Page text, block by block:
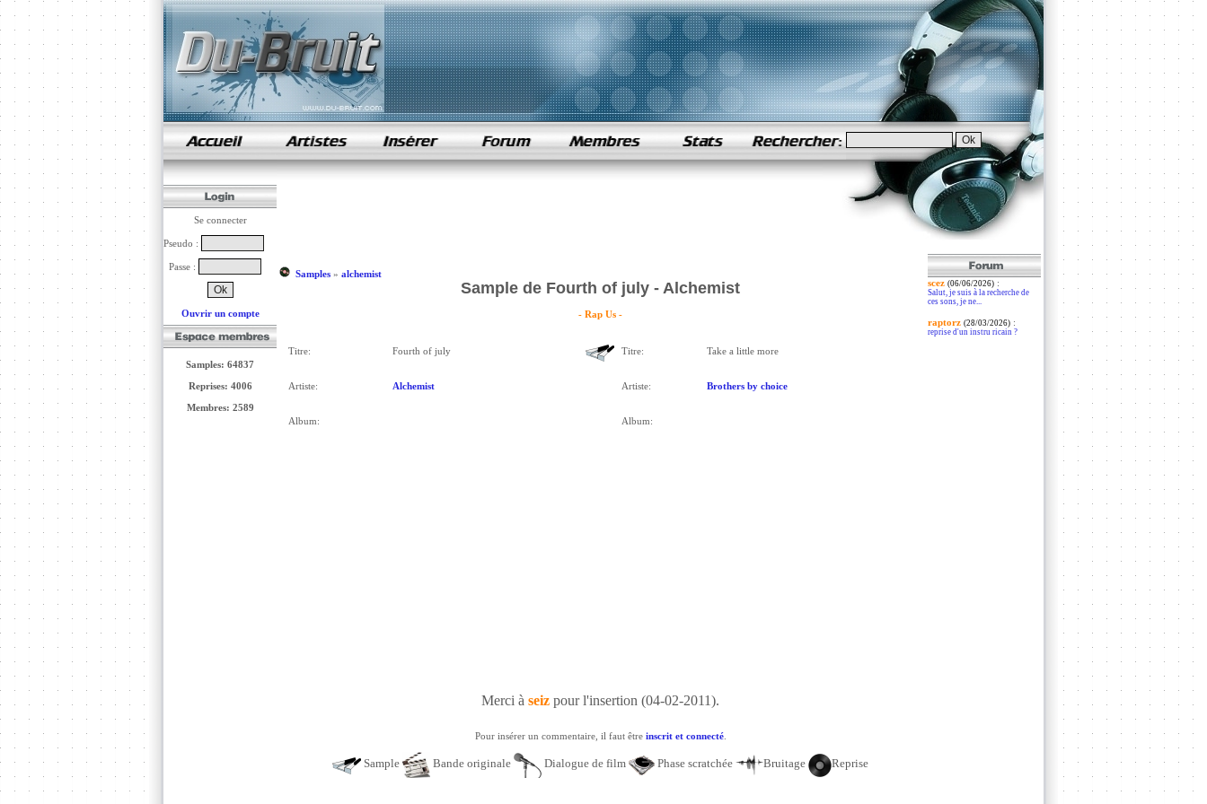
samples de rap
Se connecter
Pseudo :
Passe :
Ouvrir un compte
Samples: 64837
Reprises: 4006
Membres: 2589
Samples» alchemist
Sample de Fourth of july - Alchemist
- Rap Us -
Titre: Fourth of july
Artiste: Alchemist
Album:
Titre: Take a little more
Artiste: Brothers by choice
Album:
Merci à seiz pour l'insertion (04-02-2011).
Pour insérer un commentaire, il faut être inscrit et connecté.
Sample Bande originale Dialogue de film Phase scratchée Bruitage Reprise
scez (06/06/2026):
Salut, je suis à la recherche de
ces sons, je ne...
raptorz (28/03/2026):
reprise d'un instru ricain ?